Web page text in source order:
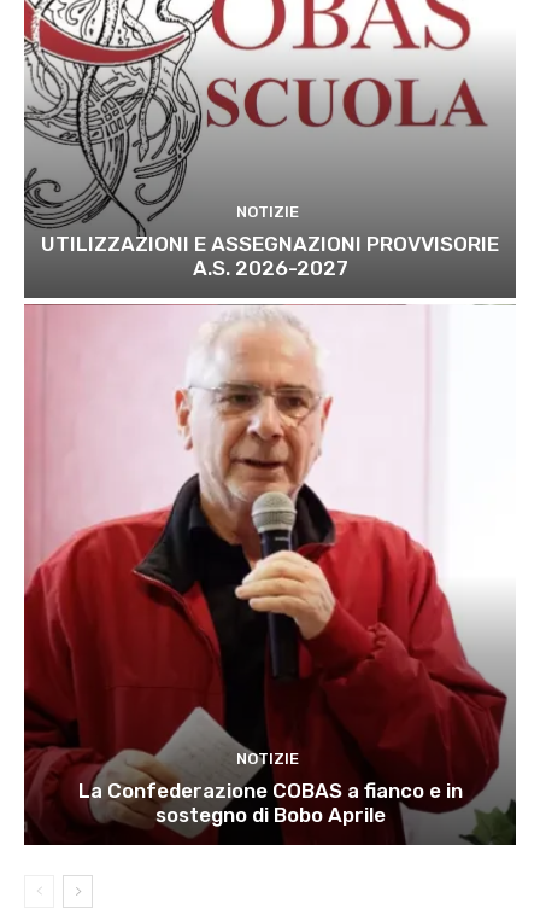
NOTIZIE
UTILIZZAZIONI E ASSEGNAZIONI PROVVISORIE
A.S. 2026-2027
NOTIZIE
La Confederazione COBAS a fianco e in
sostegno di Bobo Aprile